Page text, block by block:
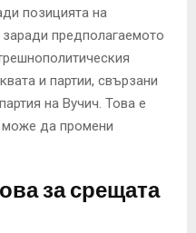
позицията на
предполагаемото
и партии, свързани
на Вучич. Това е
може да промени
за срещата